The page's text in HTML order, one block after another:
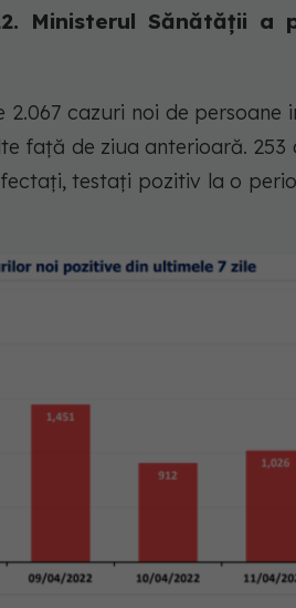
Ministerul Sănătății a
cazuri noi de persoane
față de ziua anterioară.
testați pozitiv la o